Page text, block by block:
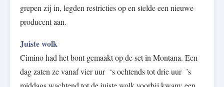
grepen zij in, legden restricties op en stelde een nieuwe
producent aan.
Juiste wolk
Cimino had het bont gemaakt op de set in Montana. Een
dag zaten ze vanaf vier uur ‘s ochtends tot drie uur ’s